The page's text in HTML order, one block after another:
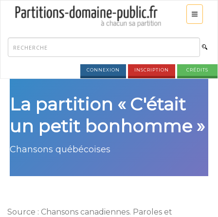
CONNEXION INSCRIPTION CRÉDITS
La partition « C'était
un petit bonhomme »
Chansons québécoises
Source : Chansons canadiennes. Paroles et